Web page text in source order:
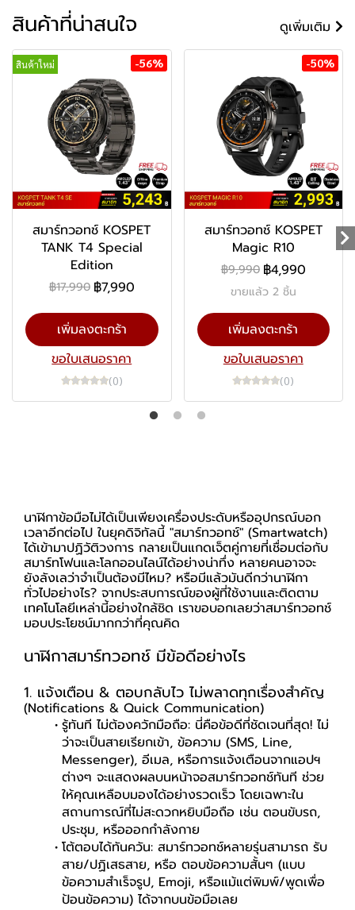
สินค้าที่น่าสนใจ ดูเพิ่มเติม
สินค้าใหม่ -56%
สมาร์ทวอทช์ KOSPET
TANK T4 Special
Edition
฿17,990 ฿7,990
เพิ่มลงตะกร้า
ขอใบเสนอราคา
(0)
-50%
สมาร์ทวอทช์ KOSPET
Magic R10
฿9,990 ฿4,990
ขายแล้ว 2 ชิ้น
เพิ่มลงตะกร้า
ขอใบเสนอราคา
(0)
นาฬิกาข้อมือไม่ได้เป็นเพียงเครื่องประดับหรืออุปกรณ์บอก
เวลาอีกต่อไป ในยุคดิจิทัลนี้ "สมาร์ทวอทช์" (Smartwatch)
ได้เข้ามาปฏิวัติวงการ กลายเป็นแกดเจ็ตคู่กายที่เชื่อมต่อกับ
สมาร์ทโฟนและโลกออนไลน์ได้อย่างน่าทึ่ง หลายคนอาจจะ
ยังลังเลว่าจำเป็นต้องมีไหม? หรือมีแล้วมันดีกว่านาฬิกา
ทั่วไปอย่างไร? จากประสบการณ์ของผู้ที่ใช้งานและติดตาม
เทคโนโลยีเหล่านี้อย่างใกล้ชิด เราขอบอกเลยว่าสมาร์ทวอทช์
มอบประโยชน์มากกว่าที่คุณคิด
นาฬิกาสมาร์ทวอทช์ มีข้อดีอย่างไร
1. แจ้งเตือน & ตอบกลับไว ไม่พลาดทุกเรื่องสำคัญ
(Notifications & Quick Communication)
รู้ทันที ไม่ต้องควักมือถือ: นี่คือข้อดีที่ชัดเจนที่สุด! ไม่
ว่าจะเป็นสายเรียกเข้า, ข้อความ (SMS, Line,
Messenger), อีเมล, หรือการแจ้งเตือนจากแอปฯ
ต่างๆ จะแสดงผลบนหน้าจอสมาร์ทวอทช์ทันที ช่วย
ให้คุณเหลือบมองได้อย่างรวดเร็ว โดยเฉพาะใน
สถานการณ์ที่ไม่สะดวกหยิบมือถือ เช่น ตอนขับรถ,
ประชุม, หรือออกกำลังกาย
โต้ตอบได้ทันควัน: สมาร์ทวอทช์หลายรุ่นสามารถ รับ
สาย/ปฏิเสธสาย, หรือ ตอบข้อความสั้นๆ (แบบ
ข้อความสำเร็จรูป, Emoji, หรือแม้แต่พิมพ์/พูดเพื่อ
ป้อนข้อความ) ได้จากบนข้อมือเลย